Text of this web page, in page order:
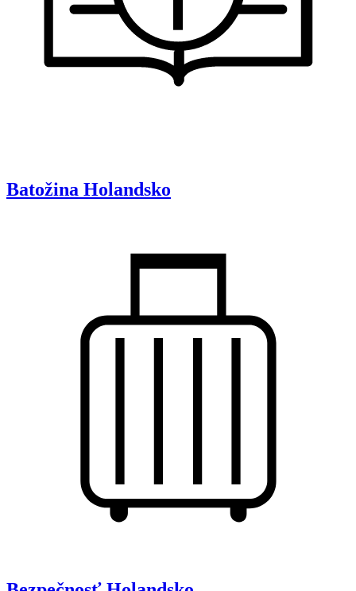
Batožina Holandsko